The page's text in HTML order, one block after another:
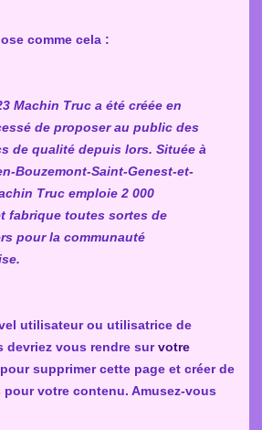
comme cela :
Machin Truc a été créée en
de proposer au public des
de qualité depuis lors. Située à
Bouzemont-Saint-Genest-et-
Truc emploie 2 000
fabrique toutes sortes de
pour la communauté
utilisateur ou utilisatrice de
devriez vous rendre survotre
pour supprimer cette page et créer de
votre contenu. Amusez-vous